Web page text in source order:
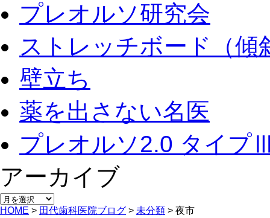
プレオルソ研究会
ストレッチボード（傾
壁立ち
薬を出さない名医
プレオルソ2.0 タイプ
アーカイブ
アー
カ
HOME > 田代歯科医院ブログ > 未分類 > 夜市